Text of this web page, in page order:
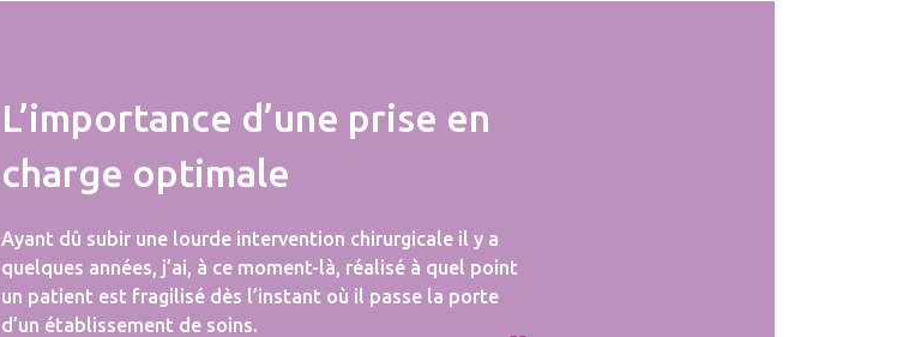
L’importance d’une prise en
charge optimale
Ayant dû subir une lourde intervention chirurgicale il y a
quelques années, j’ai, à ce moment-là, réalisé à quel point
un patient est fragilisé dès l’instant où il passe la porte
d’un établissement de soins.